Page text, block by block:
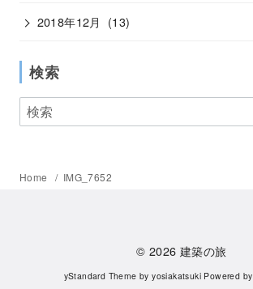
2018年12月 (13)
検索
Home IMG_7652
© 2026建築の旅
yStandard Theme byyosiakatsuki Powered by